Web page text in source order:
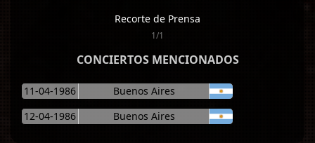
Recorte de Prensa
1/1
CONCIERTOS MENCIONADOS
11-04-1986
Buenos Aires
12-04-1986
Buenos Aires